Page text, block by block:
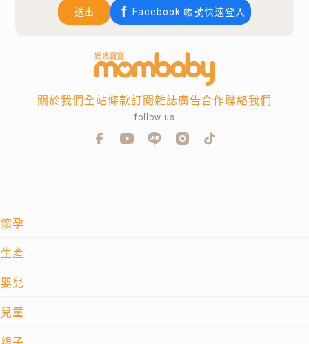
送出 Facebook 帳號快速登入
懷孕
生產
嬰兒
兒童
關於我們全站條款訂閱雜誌廣告合作聯絡我們
follow us